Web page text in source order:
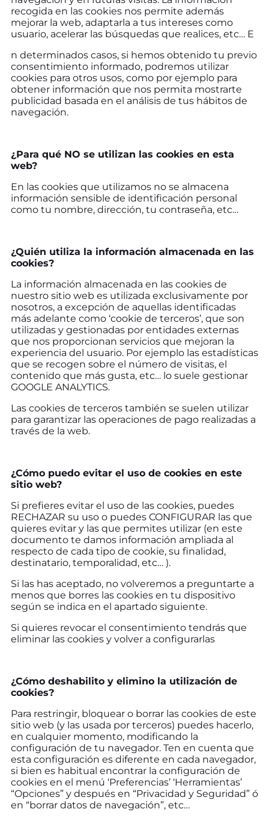
recogida en las cookies nos permite además
mejorar la web, adaptarla a tus intereses como
usuario, acelerar las búsquedas que realices, etc… E
n determinados casos, si hemos obtenido tu previo
consentimiento informado, podremos utilizar
cookies para otros usos, como por ejemplo para
obtener información que nos permita mostrarte
publicidad basada en el análisis de tus hábitos de
navegación.
¿Para qué NO se utilizan las cookies en esta
web?
En las cookies que utilizamos no se almacena
información sensible de identificación personal
como tu nombre, dirección, tu contraseña, etc…
¿Quién utiliza la información almacenada en las
cookies?
La información almacenada en las cookies de
nuestro sitio web es utilizada exclusivamente por
nosotros, a excepción de aquellas identificadas
más adelante como ‘cookie de terceros’, que son
utilizadas y gestionadas por entidades externas
que nos proporcionan servicios que mejoran la
experiencia del usuario. Por ejemplo las estadísticas
que se recogen sobre el número de visitas, el
contenido que más gusta, etc… lo suele gestionar
GOOGLE ANALYTICS.
Las cookies de terceros también se suelen utilizar
para garantizar las operaciones de pago realizadas a
través de la web.
¿Cómo puedo evitar el uso de cookies en este
sitio web?
Si prefieres evitar el uso de las cookies, puedes
RECHAZAR su uso o puedes CONFIGURAR las que
quieres evitar y las que permites utilizar (en este
documento te damos información ampliada al
respecto de cada tipo de cookie, su finalidad,
destinatario, temporalidad, etc… ).
Si las has aceptado, no volveremos a preguntarte a
menos que borres las cookies en tu dispositivo
según se indica en el apartado siguiente.
Si quieres revocar el consentimiento tendrás que
eliminar las cookies y volver a configurarlas
¿Cómo deshabilito y elimino la utilización de
cookies?
Para restringir, bloquear o borrar las cookies de este
sitio web (y las usada por terceros) puedes hacerlo,
en cualquier momento, modificando la
configuración de tu navegador. Ten en cuenta que
esta configuración es diferente en cada navegador,
si bien es habitual encontrar la configuración de
cookies en el menú ‘Preferencias’ ‘Herramientas’
“Opciones” y después en “Privacidad y Seguridad” ó
en “borrar datos de navegación”, etc…